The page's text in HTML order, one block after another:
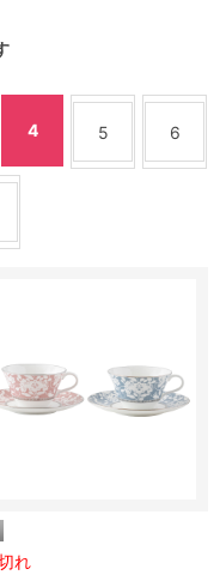
4 5 6
れ